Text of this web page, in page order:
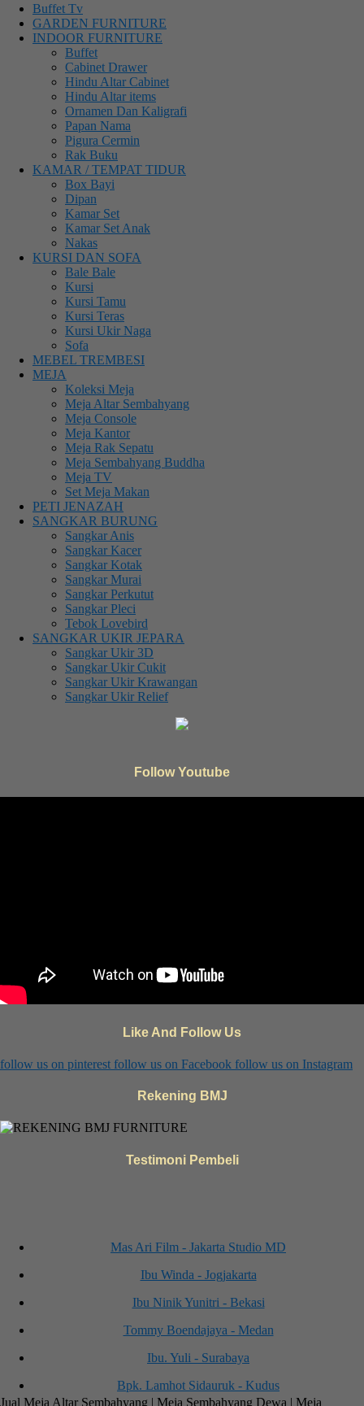
Buffet Tv
GARDEN FURNITURE
INDOOR FURNITURE
Buffet
Cabinet Drawer
Hindu Altar Cabinet
Hindu Altar items
Ornamen Dan Kaligrafi
Papan Nama
Pigura Cermin
Rak Buku
KAMAR / TEMPAT TIDUR
Box Bayi
Dipan
Kamar Set
Kamar Set Anak
Nakas
KURSI DAN SOFA
Bale Bale
Kursi
Kursi Tamu
Kursi Teras
Kursi Ukir Naga
Sofa
MEBEL TREMBESI
MEJA
Koleksi Meja
Meja Altar Sembahyang
Meja Console
Meja Kantor
Meja Rak Sepatu
Meja Sembahyang Buddha
Meja TV
Set Meja Makan
PETI JENAZAH
SANGKAR BURUNG
Sangkar Anis
Sangkar Kacer
Sangkar Kotak
Sangkar Murai
Sangkar Perkutut
Sangkar Pleci
Tebok Lovebird
SANGKAR UKIR JEPARA
Sangkar Ukir 3D
Sangkar Ukir Cukit
Sangkar Ukir Krawangan
Sangkar Ukir Relief
Follow Youtube
Like And Follow Us
follow us on pinterest follow us on Facebook follow us on Instagram
Rekening BMJ
Testimoni Pembeli
Mas Ari Film - Jakarta Studio MD
Ibu Winda - Jogjakarta
Ibu Ninik Yunitri - Bekasi
Tommy Boendajaya - Medan
Ibu. Yuli - Surabaya
Bpk. Lamhot Sidauruk - Kudus
Jual Meja Altar Sembahyang | Meja Sembahyang Dewa | Meja